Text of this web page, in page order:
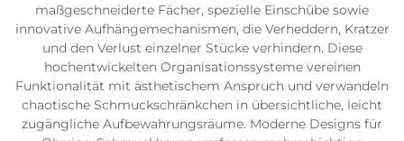
maßgeschneiderte Fächer, spezielle Einschübe sowie
innovative Aufhängemechanismen, die Verheddern, Kratzer
und den Verlust einzelner Stücke verhindern. Diese
hochentwickelten Organisationssysteme vereinen
Funktionalität mit ästhetischem Anspruch und verwandeln
chaotische Schmuckschränkchen in übersichtliche, leicht
zugängliche Aufbewahrungsräume. Moderne Designs für